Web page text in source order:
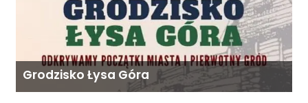
Grodzisko Łysa Góra